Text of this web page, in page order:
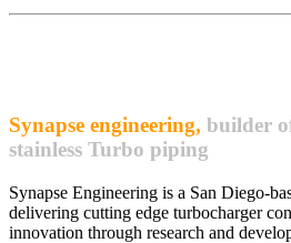
Synapse engineering, builder
stainless Turbo piping
Synapse Engineering is a San Diego-
delivering cutting edge turbocharger
innovation through research and